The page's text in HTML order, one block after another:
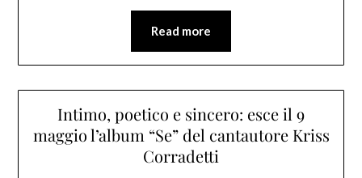
Read more
Intimo, poetico e sincero: esce il 9
maggio l’album “Se” del cantautore Kriss
Corradetti